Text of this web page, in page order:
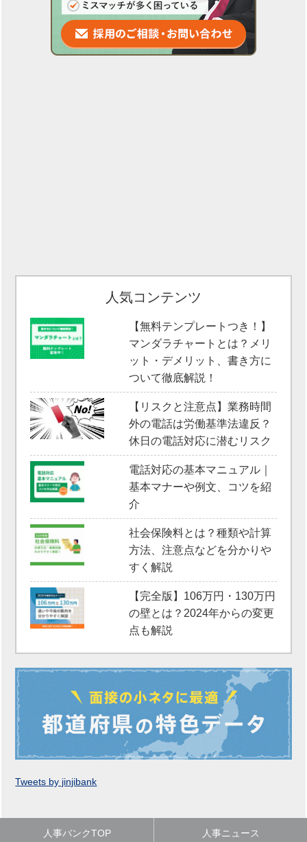
人気コンテンツ
【無料テンプレートつき！】
マンダラチャートとは？メリ
ット・デメリット、書き方に
ついて徹底解説！
【リスクと注意点】業務時間
外の電話は労働基準法違反？
休日の電話対応に潜むリスク
電話対応の基本マニュアル｜
基本マナーや例文、コツを紹
介
社会保険料とは？種類や計算
方法、注意点などを分かりや
すく解説
【完全版】106万円・130万円
の壁とは？2024年からの変更
点も解説
Tweets by jinjibank
人事バンクTOP 人事ニュース